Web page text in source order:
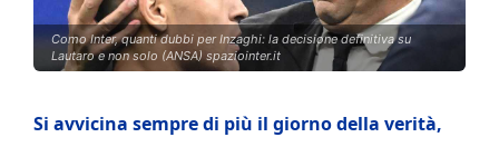
Como Inter, quanti dubbi per Inzaghi: la decisione definitiva su
Lautaro e non solo (ANSA) spaziointer.it
Si avvicina sempre di più il giorno della verità,